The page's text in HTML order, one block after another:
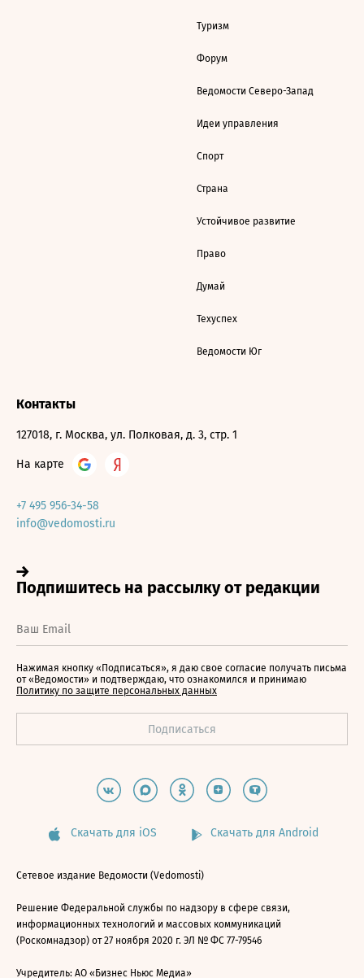
Туризм
Форум
Ведомости Северо-Запад
Идеи управления
Спорт
Страна
Устойчивое развитие
Право
Думай
Техуспех
Ведомости Юг
Контакты
127018, г. Москва, ул. Полковая, д. 3, стр. 1
На карте
+7 495 956-34-58
info@vedomosti.ru
Нажимая кнопку «Подписаться», я даю свое согласие получать письма
от «Ведомости» и подтверждаю, что ознакомился и принимаю
Политику по защите персональных данных
Скачать для iOS Скачать для Android
Сетевое издание Ведомости (Vedomosti)
Решение Федеральной службы по надзору в сфере связи,
информационных технологий и массовых коммуникаций
(Роскомнадзор) от 27 ноября 2020 г. ЭЛ № ФС 77-79546
Учредитель: АО «Бизнес Ньюс Медиа»